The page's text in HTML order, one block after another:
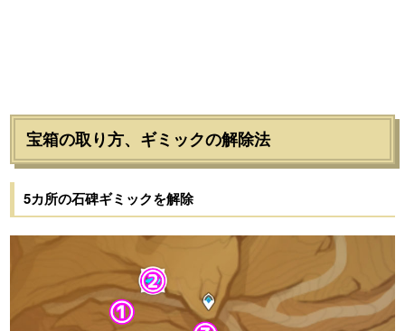
宝箱の取り方、ギミックの解除法
5カ所の石碑ギミックを解除